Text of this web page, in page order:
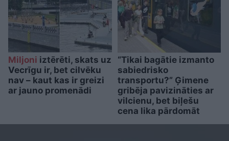
Miljoni iztērēti, skats uz
Vecrīgu ir, bet cilvēku
nav – kaut kas ir greizi
ar jauno promenādi
“Tikai bagātie izmanto
sabiedrisko
transportu?” Ģimene
gribēja pavizināties ar
vilcienu, bet biļešu
cena lika pārdomāt